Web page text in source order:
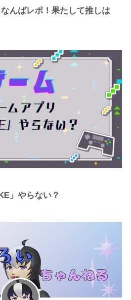
んばレポ！果たして推しは
」やらない？